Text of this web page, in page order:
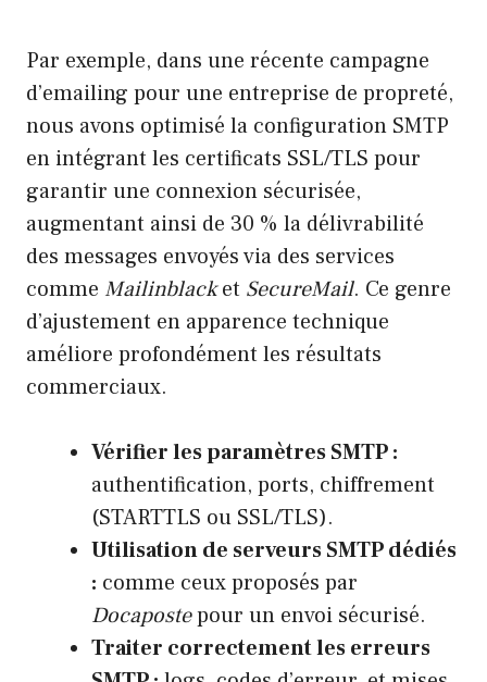
Par exemple, dans une récente campagne
d’emailing pour une entreprise de propreté,
nous avons optimisé la configuration SMTP
en intégrant les certificats SSL/TLS pour
garantir une connexion sécurisée,
augmentant ainsi de 30 % la délivrabilité
des messages envoyés via des services
comme Mailinblacket SecureMail. Ce genre
d’ajustement en apparence technique
améliore profondément les résultats
commerciaux.
Vérifier les paramètres SMTP :
authentification, ports, chiffrement
(STARTTLS ou SSL/TLS).
Utilisation de serveurs SMTP dédiés
: comme ceux proposés par
Docapostepour un envoi sécurisé.
Traiter correctement les erreurs